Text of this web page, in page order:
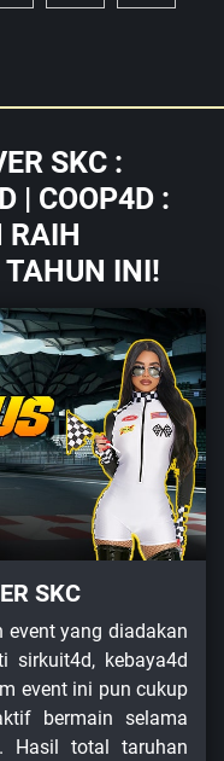
SKC :
| COOP4D :
RAIH
INI!
SKC
event yang diadakan
sirkuit4d, kebaya4d
event ini pun cukup
bermain selama
Hasil total taruhan